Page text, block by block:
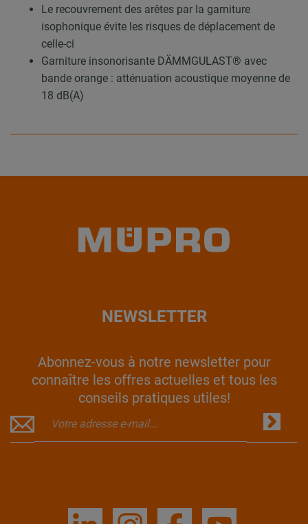
Le recouvrement des arêtes par la garniture
isophonique évite les risques de déplacement de
celle-ci
Garniture insonorisante DÄMMGULAST® avec
bande orange : atténuation acoustique moyenne de
18 dB(A)
NEWSLETTER
Abonnez-vous à notre newsletter pour
connaître les offres actuelles et tous les
conseils pratiques utiles!